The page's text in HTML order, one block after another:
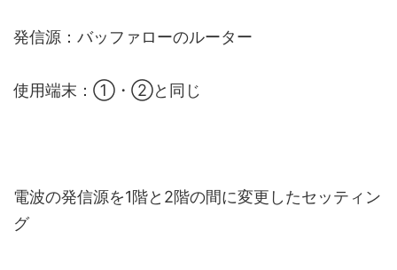
発信源：バッファローのルーター
使用端末：①・②と同じ
電波の発信源を1階と2階の間に変更したセッティン
グ